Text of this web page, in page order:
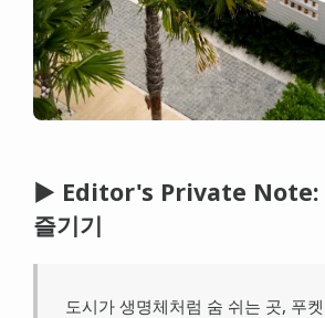
▶ Editor's Private Note:
즐기기
도시가 생명체처럼 숨 쉬는 곳, 푸켓